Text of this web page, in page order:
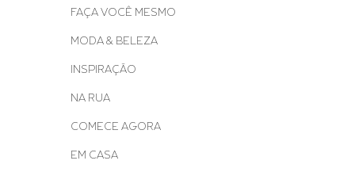
FAÇA VOCÊ MESMO
MODA & BELEZA
INSPIRAÇÃO
NA RUA
COMECE AGORA
EM CASA